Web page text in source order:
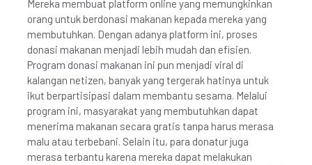
Mereka membuat platform online yang memungkinkan
orang untuk berdonasi makanan kepada mereka yang
membutuhkan. Dengan adanya platform ini, proses
donasi makanan menjadi lebih mudah dan efisien.
Program donasi makanan ini pun menjadi viral di
kalangan netizen, banyak yang tergerak hatinya untuk
ikut berpartisipasi dalam membantu sesama. Melalui
program ini, masyarakat yang membutuhkan dapat
menerima makanan secara gratis tanpa harus merasa
malu atau terbebani. Selain itu, para donatur juga
merasa terbantu karena mereka dapat melakukan